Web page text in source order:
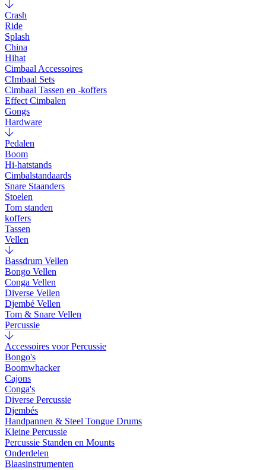
Crash
Ride
Splash
China
Hihat
Cimbaal Accessoires
CImbaal Sets
Cimbaal Tassen en -koffers
Effect Cimbalen
Gongs
Hardware
Pedalen
Boom
Hi-hatstands
Cimbalstandaards
Snare Staanders
Stoelen
Tom standen
koffers
Tassen
Vellen
Bassdrum Vellen
Bongo Vellen
Conga Vellen
Diverse Vellen
Djembé Vellen
Tom & Snare Vellen
Percussie
Accessoires voor Percussie
Bongo's
Boomwhacker
Cajons
Conga's
Diverse Percussie
Djembés
Handpannen & Steel Tongue Drums
Kleine Percussie
Percussie Standen en Mounts
Onderdelen
Blaasinstrumenten